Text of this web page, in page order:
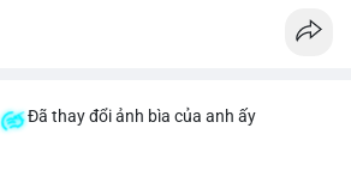
Đã thay đổi ảnh bìa của anh ấy